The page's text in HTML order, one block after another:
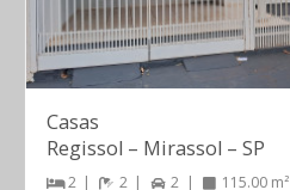
Casas
Regissol – Mirassol – SP
2 2 2 115.00 m²